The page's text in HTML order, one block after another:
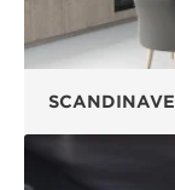
SCANDINAVE